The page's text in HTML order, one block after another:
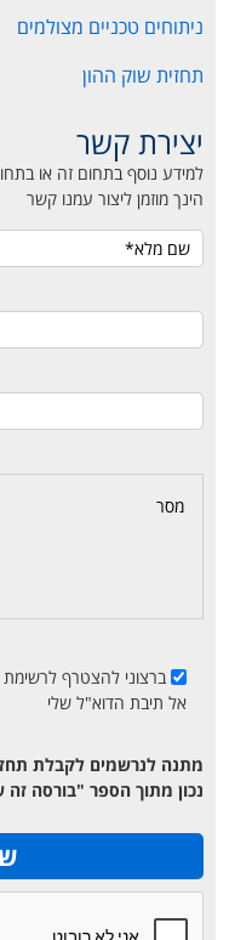
ניתוחים טכניים מצולמים
תחזית שוק ההון
יצירת קשר
למידע נוסף בתחום זה או
הינך מוזמן ליצור עמנו קשר
ברצוני להצטרף
אל תיבת הדוא"ל שלי
מתנה לנרשמים לקבלת
נכון מתוך הספר "בורסה